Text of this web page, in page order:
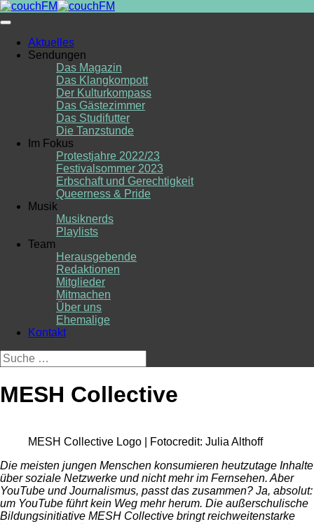
Skip
to
Aktuelles
Sendungen
Das Magazin
Das Klangkompott
Der Kulturkompass
Das Gästezimmer
Das Studifutter
Die Tanzstunde
Im Fokus
Protestjahre 2022/23
Festivalsommer 2023
Erbschaft und Gerechtigkeit
Queerness & Pride
Musik
Musiknerds
Playlists
Team
Herausgebende
Redaktionen
Mitglieder
Mitmachen
Über uns
Ehemalige
Kontakt
Suche
nach:
MESH Collective
MESH Collective Logo | Fotocredit: Julia Althoff
Die meisten jungen Menschen konsumieren heutzutage Inhalte
über soziale Netzwerke und nicht mehr im Fernsehen. Aber
YouTube und Journalismus, passt das zusammen? Ja, absolut:
um YouTube führt kein Weg mehr herum. Die außerschulische
Bildungsinitiative MESH Collective bringt reichweitenstarke